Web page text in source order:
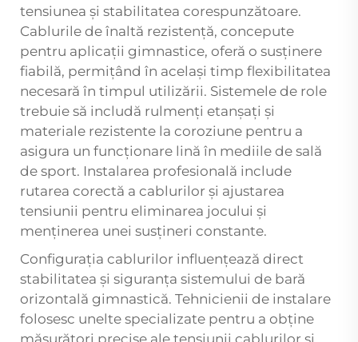
tensiunea și stabilitatea corespunzătoare.
Cablurile de înaltă rezistență, concepute
pentru aplicații gimnastice, oferă o susținere
fiabilă, permițând în același timp flexibilitatea
necesară în timpul utilizării. Sistemele de role
trebuie să includă rulmenți etanșați și
materiale rezistente la coroziune pentru a
asigura un funcționare lină în mediile de sală
de sport. Instalarea profesională include
rutarea corectă a cablurilor și ajustarea
tensiunii pentru eliminarea jocului și
menținerea unei susțineri constante.
Configurația cablurilor influențează direct
stabilitatea și siguranța sistemului de bară
orizontală gimnastică. Tehnicienii de instalare
folosesc unelte specializate pentru a obține
măsurători precise ale tensiunii cablurilor și